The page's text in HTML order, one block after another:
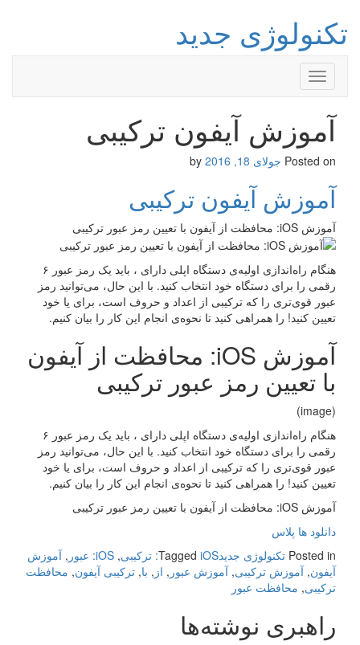
تکنولوژی جدید
Toggle
navigation
آموزش آیفون ترکیبی
Posted on جولای 18, 2016
آموزش آیفون ترکیبی
آموزش iOS: محافظت از آیفون با تعیین رمز عبور ترکیبی
هنگام راه‌اندازی اولیه‌ی دستگاه اپلی دارای ، باید یک رمز عبور ۶
رقمی را برای دستگاه خود انتخاب کنید. با این حال، می‌توانید رمز
عبور قوی‌تری را که ترکیبی از اعداد و حروف است، برای یا خود
تعیین کنید! را همراهی کنید تا نحوه‌ی انجام این کار را بیان کنیم.
آموزش iOS: محافظت از آیفون
با تعیین رمز عبور ترکیبی
(image)
هنگام راه‌اندازی اولیه‌ی دستگاه اپلی دارای ، باید یک رمز عبور ۶
رقمی را برای دستگاه خود انتخاب کنید. با این حال، می‌توانید رمز
عبور قوی‌تری را که ترکیبی از اعداد و حروف است، برای یا خود
تعیین کنید! را همراهی کنید تا نحوه‌ی انجام این کار را بیان کنیم.
آموزش iOS: محافظت از آیفون با تعیین رمز عبور ترکیبی
دانلود ها پلاس
Posted in تکنولوژی جدید Tagged iOS: ترکیبی , iOS: عبور ,آموزش
آیفون,آموزش ترکیبی,آموزش عبور , از , با, ترکیبی آیفون, محافظت
ترکیبی, محافظت عبور
راهبری نوشته‌ها